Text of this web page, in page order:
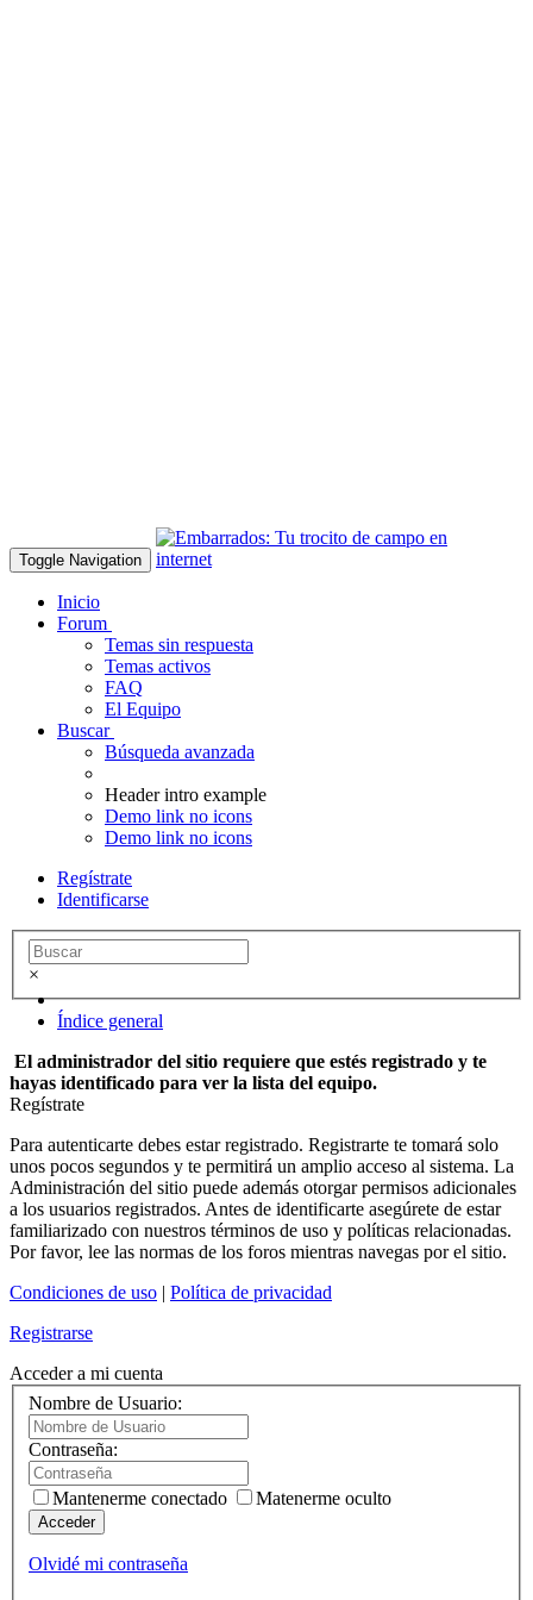
Toggle Navigation
Inicio
Forum
Temas sin respuesta
Temas activos
FAQ
El Equipo
Buscar
Búsqueda avanzada
Header intro example
Demo link no icons
Demo link no icons
Regístrate
Identificarse
×
Índice general
El administrador del sitio requiere que estés registrado y te
hayas identificado para ver la lista del equipo.
Regístrate
Para autenticarte debes estar registrado. Registrarte te tomará solo
unos pocos segundos y te permitirá un amplio acceso al sistema. La
Administración del sitio puede además otorgar permisos adicionales
a los usuarios registrados. Antes de identificarte asegúrete de estar
familiarizado con nuestros términos de uso y políticas relacionadas.
Por favor, lee las normas de los foros mientras navegas por el sitio.
Condiciones de uso | Política de privacidad
Registrarse
Acceder a mi cuenta
Nombre de Usuario:
Contraseña:
Mantenerme conectado Matenerme oculto
Acceder
Olvidé mi contraseña